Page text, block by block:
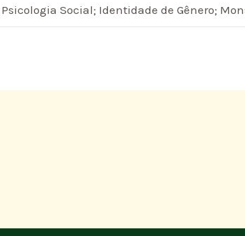
Social; Identidade de Gênero;